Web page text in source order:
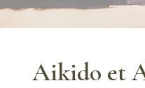
Aikido et